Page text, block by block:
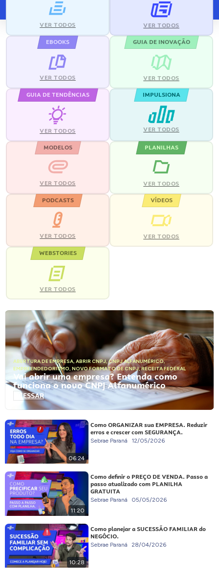
VER TODOS VER TODOS
EBOOKS
VER TODOS
GUIA DE INOVAÇÃO
VER TODOS
GUIA DE TENDÊNCIAS
VER TODOS
IMPULSIONA
VER TODOS
MODELOS
VER TODOS
PLANILHAS
VER TODOS
PODCASTS
VER TODOS
VÍDEOS
VER TODOS
WEBSTORIES
VER TODOS
ABERTURA DE EMPRESA, ABRIR CNPJ,CNPJ ALFANUMÉRICO,
EMPREENDEDORISMO, NOVO FORMATO DE CNPJ,RECEITA FEDERAL
Vai abrir uma empresa? Entenda como
funciona o novo CNPJ Alfanumérico
ACESSAR
06:24
Como ORGANIZAR sua EMPRESA. Reduzir
erros e crescer com SEGURANÇA.
Sebrae Paraná 12/05/2026
11:20
Como definir o PREÇO DE VENDA. Passo a
passo atualizado com PLANILHA
GRATUITA
Sebrae Paraná 05/05/2026
10:28
Como planejar a SUCESSÃO FAMILIAR do
NEGÓCIO.
Sebrae Paraná 28/04/2026